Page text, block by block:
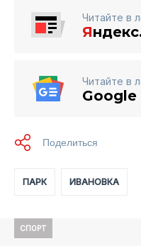
Читайте в
Я
Читайте в
ПАРК ИВАНОВКА
СПОРТ